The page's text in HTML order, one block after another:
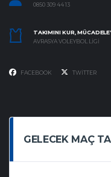
0850 309 44 13
TAKIMINI KUR,
AVRASYA VOLEYBOL LIGI
FACEBOOK TWITTER
GELECEK MAÇ